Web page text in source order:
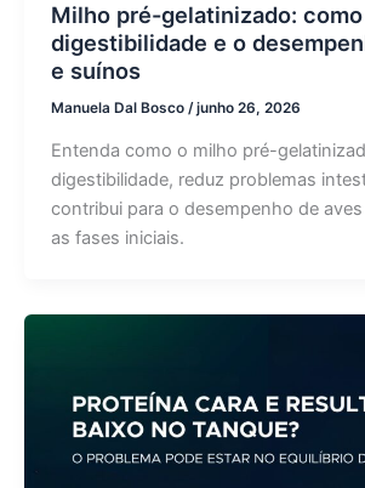
Milho pré-gelatinizado:
digestibilidade e o
e suínos
Manuela Dal Bosco /junho 26, 2026
Entenda como o milho pré-
digestibilidade, reduz problemas
contribui para o desempenho de
as fases iniciais.